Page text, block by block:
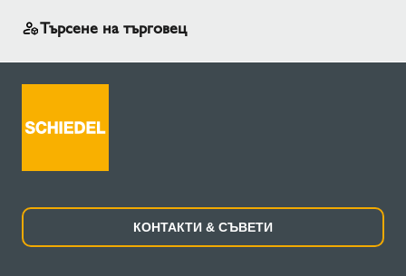
Търсене на търговец
КОНТАКТИ & СЪВЕТИ